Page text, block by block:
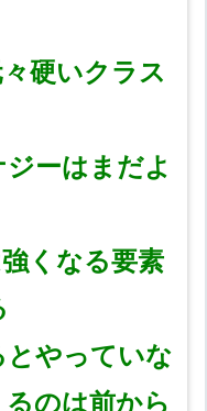
硬いクラス
ーはまだよ
くなる要素
とやっていな
のは前から